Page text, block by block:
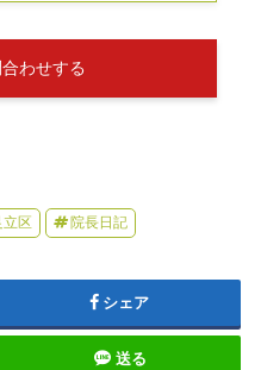
わせする
立区 院長日記
シェア
送る